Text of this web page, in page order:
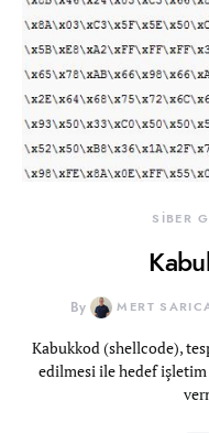
SİBER
By MERT
Kabukkod (shellcode),
edilmesi ile hedef